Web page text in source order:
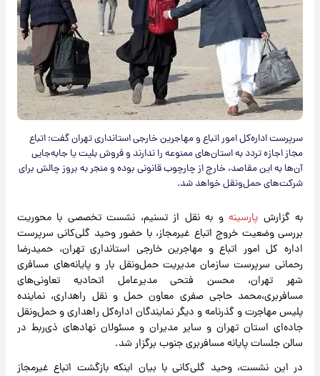
سرپرست اداره‌کل امور اتباع و مهاجرین خارجی استانداری تهران گفت: اتباع
مجاز اجازه تردد به استان‌های ممنوعه را ندارند و فروش بلیت یا جابه‌جایی
آن‌ها به این مقاصد، خارج از چارچوب قانونی بوده و منجر به بروز چالش برای
شرکت‌های حمل‌ونقل خواهد شد.
به گزارش پارسینهو به نقل از تسنیم، نشست تخصصی با محوریت
بررسی وضعیت خروج اتباع غیرمجاز، با حضور وحید گلی‌کانی سرپرست
اداره کل امور اتباع و مهاجرین خارجی استانداری تهران، حمیدرضا
رحمانی سرپرست سازمان مدیریت حمل‌ونقل بار و پایانه‌های مسافری
شهر تهران، محسن فتحی مدیرعامل اتحادیه تعاونی‌های
مسافربری،محمد حاجی صفری معاون حمل و نقل راهداری، نماینده
پلیس مهاجرت و گذرنامه و دیگر نمایندگان اداره‌کل راهداری و حمل‌ونقل
جاده‌ای استان تهران و سایر مدیران و مسئولان نهادهای ذی‌ربط در
سالن جلسات پایانه مسافربری جنوب برگزار شد.
در این نشست، وحید گلی‌کانی با بیان اینکه بازگشت اتباع غیرمجاز